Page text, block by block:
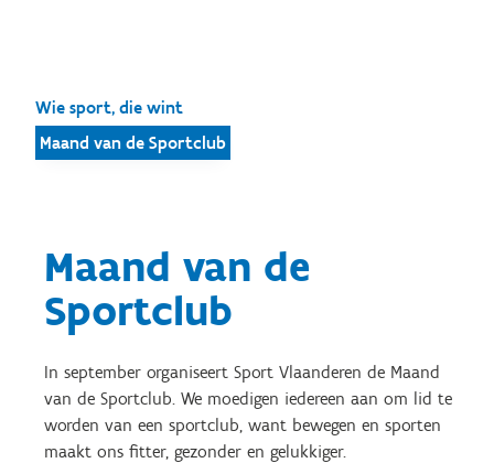
Wie sport, die wint
Maand van de Sportclub
Maand van de
Sportclub
In september organiseert Sport Vlaanderen de Maand
van de Sportclub. We moedigen iedereen aan om lid te
worden van een sportclub, want bewegen en sporten
maakt ons fitter, gezonder en gelukkiger.